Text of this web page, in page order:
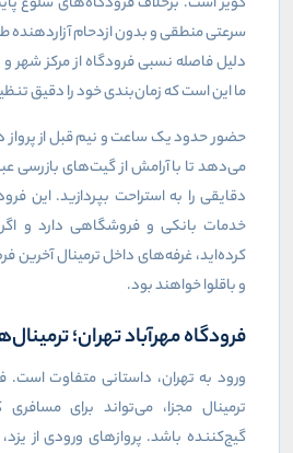
سرعتی منطقی و بدون ازدحام آزاردهنده
دلیل فاصله نسبی فرودگاه از مرکز شهر
ما این است که زمان‌بندی خود را دقیق
حضور حدود یک ساعت و نیم قبل از پرواز
می‌دهد تا با آرامش از گیت‌های بازرسی
دقایقی را به استراحت بپردازید. این
خدمات بانکی و فروشگاهی دارد و
کرده‌اید، غرفه‌های داخل ترمینال
و باقلوا خواهند بود.
فرودگاه مهرآباد تهران؛
ورود به تهران، داستانی متفاوت است.
ترمینال مجزا، می‌تواند برای
گیج‌کننده باشد. پروازهای ورودی از یزد،